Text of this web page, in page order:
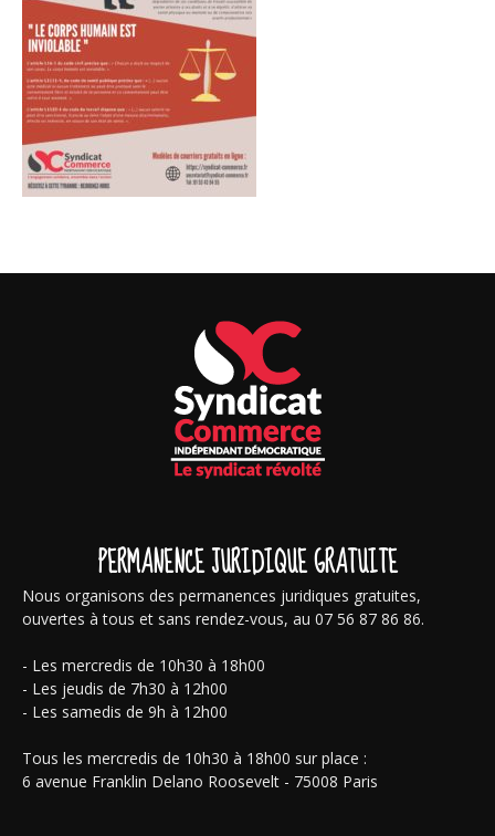
PERMANENCE JURIDIQUE GRATUITE
Nous organisons des permanences juridiques gratuites,
ouvertes à tous et sans rendez-vous, au 07 56 87 86 86.
- Les mercredis de 10h30 à 18h00
- Les jeudis de 7h30 à 12h00
- Les samedis de 9h à 12h00
Tous les mercredis de 10h30 à 18h00 sur place :
6 avenue Franklin Delano Roosevelt - 75008 Paris